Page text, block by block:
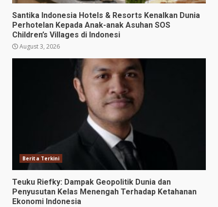
Santika Indonesia Hotels & Resorts Kenalkan Dunia
Perhotelan Kepada Anak-anak Asuhan SOS
Children’s Villages di Indonesi
August 3, 2026
Berita Terkini
Teuku Riefky: Dampak Geopolitik Dunia dan
Penyusutan Kelas Menengah Terhadap Ketahanan
Ekonomi Indonesia